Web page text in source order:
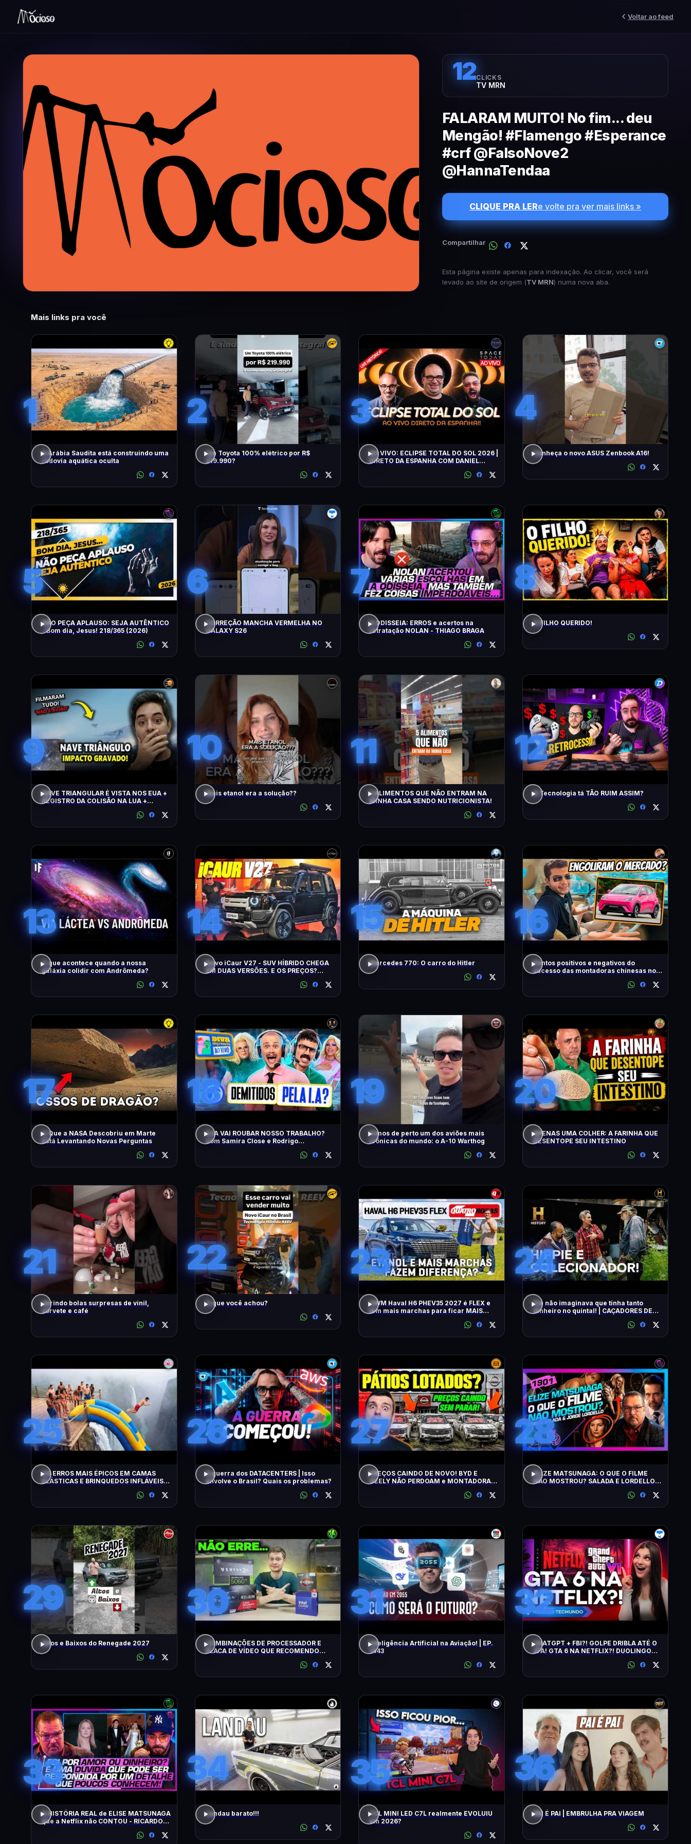
Voltar ao feed
12CLICKS
TV MRN
FALARAM MUITO! No fim... deu
Mengão! #Flamengo #Esperance
#crf @FalsoNove2
@HannaTendaa
CLIQUE PRA LERe volte pra ver mais links »
Compartilhar
Esta página existe apenas para indexação. Ao clicar, você será
levado ao site de origem (TV MRN) numa nova aba.
Mais links pra você
1
A Arábia Saudita está construindo uma
rodovia aquática oculta
2
Um Toyota 100% elétrico por R$
219.990?
3
AO VIVO: ECLIPSE TOTAL DO SOL 2026 |
DIRETO DA ESPANHA COM DANIEL
4
Conheça o novo ASUS Zenbook A16!
5
NÃO PEÇA APLAUSO: SEJA AUTÊNTICO
- Bom dia, Jesus! 218/365 (2026)
6
CORREÇÃO MANCHA VERMELHA NO
GALAXY S26
7
A ODISSEIA: ERROS e acertos na
retratação NOLAN - THIAGO BRAGA
8
O FILHO QUERIDO!
9
NAVE TRIANGULAR É VISTA NOS EUA +
REGISTRO DA COLISÃO NA LUA +
10
Mais etanol era a solução??
11
5 ALIMENTOS QUE NÃO ENTRAM NA
MINHA CASA SENDO NUTRICIONISTA!
12
A Tecnologia tá TÃO RUIM ASSIM?
13
O que acontece quando a nossa
galáxia colidir com Andrômeda?
14
Novo iCaur V27 - SUV HÍBRIDO CHEGA
EM DUAS VERSÕES. E OS PREÇOS?
15
Mercedes 770: O carro do Hitler
16
Pontos positivos e negativos do
sucesso das montadoras chinesas no
17
O Que a NASA Descobriu em Marte
Está Levantando Novas Perguntas
18
A IA VAI ROUBAR NOSSO TRABALHO?
com Samira Close e Rodrigo
19
Vimos de perto um dos aviões mais
icônicas do mundo: o A-10 Warthog
20
APENAS UMA COLHER: A FARINHA QUE
DESENTOPE SEU INTESTINO
21
abrindo bolas surpresas de vinil,
sorvete e café
22
O que você achou?
23
GWM Haval H6 PHEV35 2027 é FLEX e
tem mais marchas para ficar MAIS
24
Ele não imaginava que tinha tanto
dinheiro no quintal! | CAÇADORES DE
25
OS ERROS MAIS ÉPICOS EM CAMAS
ELÁSTICAS E BRINQUEDOS INFLÁVEIS
26
A guerra dos DATACENTERS | Isso
envolve o Brasil? Quais os problemas?
27
PREÇOS CAINDO DE NOVO! BYD E
GEELY NÃO PERDOAM e MONTADORAS
28
ELIZE MATSUNAGA: O QUE O FILME
NÃO MOSTROU? SALADA E LORDELLO -
29
Altos e Baixos do Renegade 2027
30
COMBINAÇÕES DE PROCESSADOR E
PLACA DE VÍDEO QUE RECOMENDO
31
Inteligência Artificial na Aviação! | EP.
1443
32
CHATGPT + FBI?! GOLPE DRIBLA ATÉ O
2FA! GTA 6 NA NETFLIX?! DUOLINGO
33
A HISTÓRIA REAL de ELISE MATSUNAGA
que a Netflix não CONTOU - RICARDO
34
Landau barato!!!
35
TCL MINI LED C7L realmente EVOLUIU
em 2026?
36
PAI É PAI | EMBRULHA PRA VIAGEM